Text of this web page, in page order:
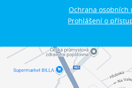
Ochrana osobních
Prohlášení o